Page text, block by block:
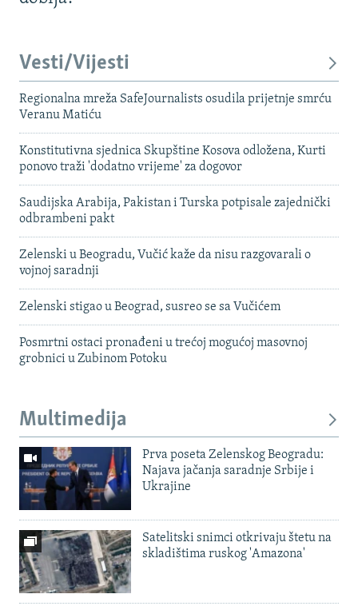
Vesti/Vijesti
Regionalna mreža SafeJournalists osudila prijetnje smrću
Veranu Matiću
Konstitutivna sjednica Skupštine Kosova odložena, Kurti
ponovo traži 'dodatno vrijeme' za dogovor
Saudijska Arabija, Pakistan i Turska potpisale zajednički
odbrambeni pakt
Zelenski u Beogradu, Vučić kaže da nisu razgovarali o
vojnoj saradnji
Zelenski stigao u Beograd, susreo se sa Vučićem
Posmrtni ostaci pronađeni u trećoj mogućoj masovnoj
grobnici u Zubinom Potoku
Multimedija
Prva poseta Zelenskog Beogradu:
Najava jačanja saradnje Srbije i
Ukrajine
Satelitski snimci otkrivaju štetu na
skladištima ruskog 'Amazona'